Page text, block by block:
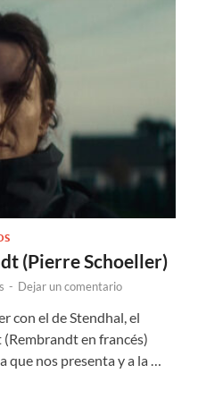
(Pierre Schoeller)
- Dejar un comentario
con el de Stendhal, el
en francés)
que nos presenta y a la …